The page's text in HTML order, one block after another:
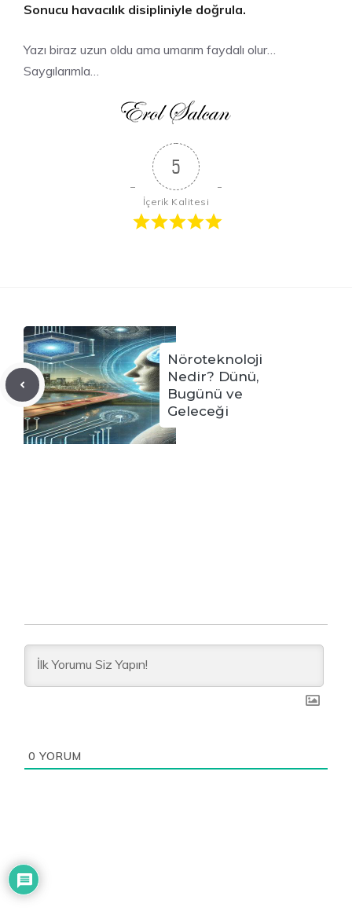
Sonucu havacılık disipliniyle doğrula.
Yazı biraz uzun oldu ama umarım faydalı olur…
Saygılarımla…
5
İçerik Kalitesi
Nöroteknoloji
Nedir? Dünü,
Bugünü ve
Geleceği
0 YORUM